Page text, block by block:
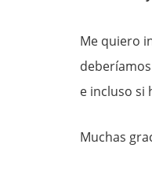
Me quiero
e incluso si
Muchas